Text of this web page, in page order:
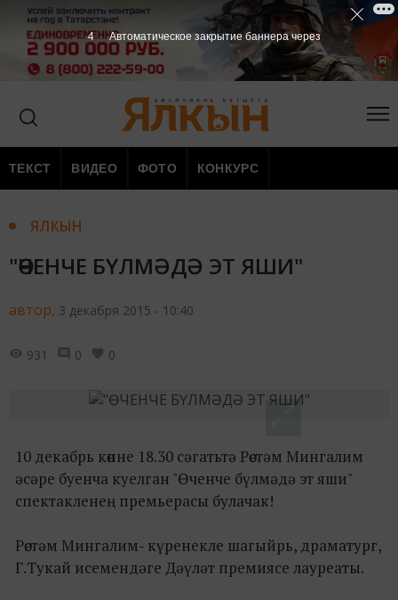
ТЕКСТ ВИДЕО ФОТО КОНКУРС
ЯЛКЫН
"ӨЧЕНЧЕ БҮЛМӘДӘ ЭТ ЯШИ"
автор, 3 декабря 2015 - 10:40
931 0 0
10 декабрь көнне 18.30 сәгатьтә Рөстәм Мингалим
әсәре буенча куелган "Өченче бүлмәдә эт яши"
спектакленең премьерасы булачак!
Рөстәм Мингалим- күренекле шагыйрь, драматург,
Г.Тукай исемендәге Дәүләт премиясе лауреаты.
3 Автоматическое закрытие баннера через